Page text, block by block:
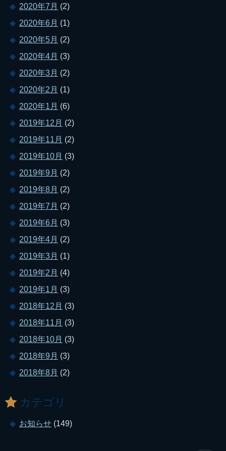
2020年7月 (2)
2020年6月 (1)
2020年5月 (2)
2020年4月 (3)
2020年3月 (2)
2020年2月 (1)
2020年1月 (6)
2019年12月 (2)
2019年11月 (2)
2019年10月 (3)
2019年9月 (2)
2019年8月 (2)
2019年7月 (2)
2019年6月 (3)
2019年4月 (2)
2019年3月 (1)
2019年2月 (4)
2019年1月 (3)
2018年12月 (3)
2018年11月 (3)
2018年10月 (3)
2018年9月 (3)
2018年8月 (2)
カテゴリ
お知らせ (149)